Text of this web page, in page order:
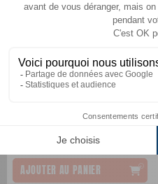
Voyant LED externe
WIPRO III
Thitronik
9 €TTC
AJOUTER AU PANIER